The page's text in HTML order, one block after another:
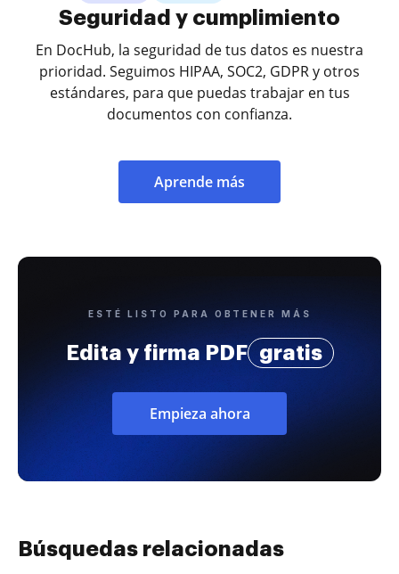
Seguridad y cumplimiento
En DocHub, la seguridad de tus datos es nuestra
prioridad. Seguimos HIPAA, SOC2, GDPR y otros
estándares, para que puedas trabajar en tus
documentos con confianza.
Aprende más
ESTÉ LISTO PARA OBTENER MÁS
Edita y firma PDF gratis
Empieza ahora
Búsquedas relacionadas